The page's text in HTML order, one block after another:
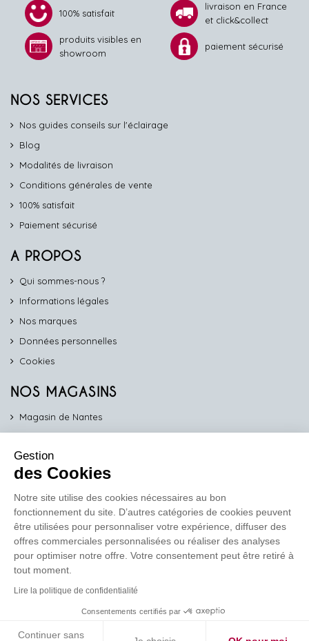
100% satisfait
livraison en France
et click&collect
produits visibles en
showroom
paiement sécurisé
NOS SERVICES
Nos guides conseils sur l'éclairage
Blog
Modalités de livraison
Conditions générales de vente
100% satisfait
Paiement sécurisé
A PROPOS
Qui sommes-nous ?
Informations légales
Nos marques
Données personnelles
Cookies
NOS MAGASINS
Magasin de Nantes
Magasin de Vannes
Magasin d'Orléans
COMPTOIR PRO
work
Comptoir des Lustres vous propose ses services dédiés aux
Gestion
des Cookies
Notre site utilise des cookies nécessaires au bon
fonctionnement du site. D’autres catégories de cookies peuvent
être utilisées pour personnaliser votre expérience, diffuser des
offres commerciales personnalisées ou réaliser des analyses
pour optimiser notre offre. Votre consentement peut être retiré à
tout moment.
Lire la politique de confidentialité
Consentements certifiés par
Continuer sans